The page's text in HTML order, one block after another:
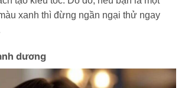
xanh thì đừng ngần ngại thử ngay
dương